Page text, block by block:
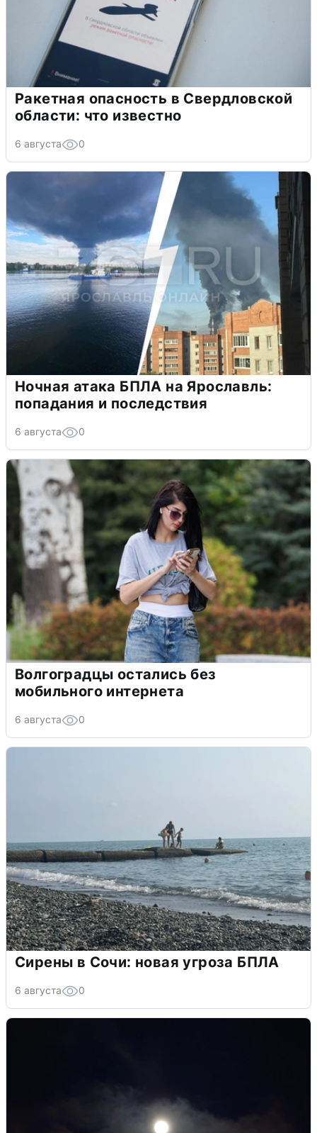
Ракетная опасность в Свердловской
области: что известно
6 августа 0
Ночная атака БПЛА на Ярославль:
попадания и последствия
6 августа 0
Волгоградцы остались без
мобильного интернета
6 августа 0
Сирены в Сочи: новая угроза БПЛА
6 августа 0